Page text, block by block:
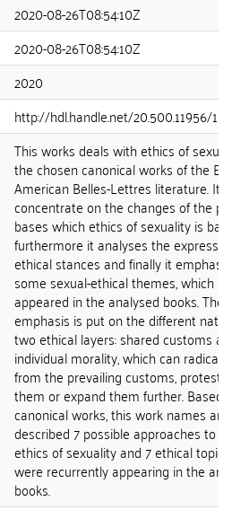
2020-08-26T08:54:10Z
2020-08-26T08:54:10Z
2020
http://hdl.handle.net/20.500.11956/
This works deals with ethics of
the chosen canonical works of the
American Belles-Lettres literature. It
concentrate on the changes of the
bases which ethics of sexuality is
furthermore it analyses the expressed
ethical stances and finally it
some sexual-ethical themes, which
appeared in the analysed books. The
emphasis is put on the different
two ethical layers: shared customs
individual morality, which can
from the prevailing customs, protest
them or expand them further. Based
canonical works, this work names and
described 7 possible approaches to
ethics of sexuality and 7 ethical
were recurrently appearing in the
books.